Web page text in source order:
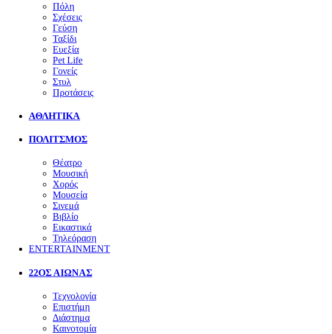
Πόλη
Σχέσεις
Γεύση
Ταξίδι
Ευεξία
Pet Life
Γονείς
Στυλ
Προτάσεις
ΑΘΛΗΤΙΚΑ
ΠΟΛΙΤΣΜΟΣ
Θέατρο
Μουσική
Χορός
Μουσεία
Σινεμά
Βιβλίο
Εικαστικά
Τηλεόραση
ENTERTAINMENT
22ΟΣ ΑΙΩΝΑΣ
Τεχνολογία
Επιστήμη
Διάστημα
Καινοτομία